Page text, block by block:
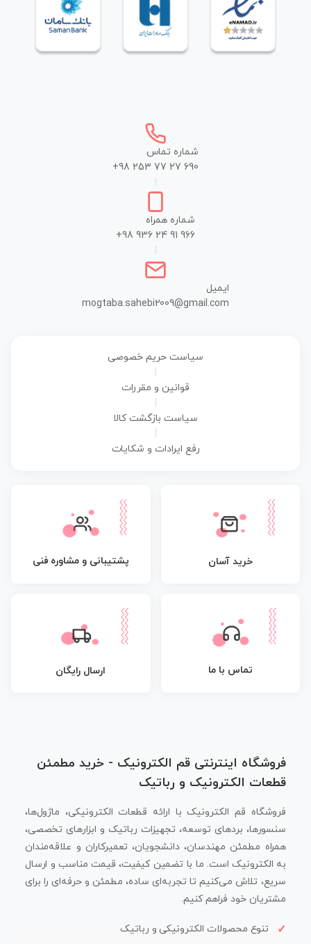
شماره تماس
+98 253 77 27 690
شماره همراه
+98 936 24 91 966
ایمیل
mogtaba.sahebi2009@gmail.com
سیاست حریم خصوصی
قوانین و مقررات
سیاست بازگشت کالا
رفع ایرادات و شکایات
خرید آسان پشتیبانی و مشاوره فنی
تماس با ما ارسال رایگان
فروشگاه اینترنتی قم الکترونیک - خرید مطمئن
قطعات الکترونیک و رباتیک
فروشگاه قم الکترونیک با ارائه قطعات الکترونیکی، ماژول‌ها،
سنسورها، بردهای توسعه، تجهیزات رباتیک و ابزارهای تخصصی،
همراه مطمئن مهندسان، دانشجویان، تعمیرکاران و علاقه‌مندان
به الکترونیک است. ما با تضمین کیفیت، قیمت مناسب و ارسال
سریع، تلاش می‌کنیم تا تجربه‌ای ساده، مطمئن و حرفه‌ای را برای
مشتریان خود فراهم کنیم.
تنوع محصولات الکترونیکی و رباتیک